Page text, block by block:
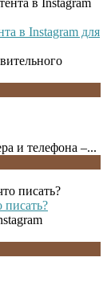
в Instagram для
и телефона –...